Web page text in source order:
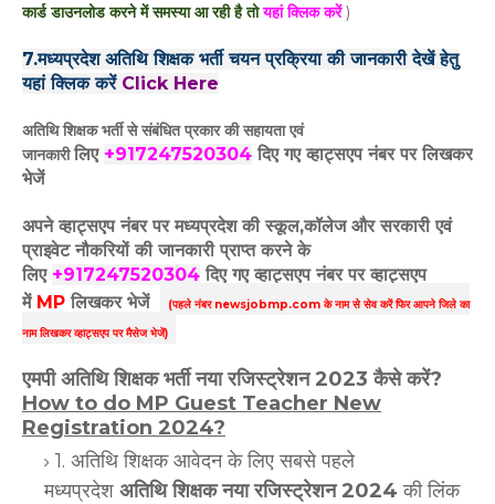
कार्ड डाउनलोड करने में समस्या आ रही है तोयहां क्लिक करें)
7.मध्यप्रदेश अतिथि शिक्षक भर्ती चयन प्रक्रिया की जानकारी देखें हेतु
यहां क्लिक करें Click Here
अतिथि शिक्षक भर्ती से संबंधित प्रकार की सहायता एवं
जानकारीलिए +917247520304 दिए गएव्हाट्सएपनंबर पर लिखकर
भेजें
अपने व्हाट्सएप नंबर पर मध्यप्रदेश की स्कूल,कॉलेज और सरकारी एवं
प्राइवेट नौकरियों की जानकारी प्राप्त करने के
लिए +917247520304 दिए गएव्हाट्सएपनंबर पर व्हाट्सएप
में MP लिखकर भेजें (पहले नंबर newsjobmp.com के नाम से सेव करें फिर आपनेजिले का
नाम लिखकर व्हाट्सएप पर मैसेज भेजें)
एमपी अतिथि शिक्षक भर्ती नया रजिस्ट्रेशन 2023 कैसे करें?
How to do MP Guest Teacher New
Registration 2024?
1. अतिथि शिक्षक आवेदन के लिए सबसे पहले
मध्यप्रदेश अतिथि शिक्षक नया रजिस्ट्रेशन 2024 की लिंक